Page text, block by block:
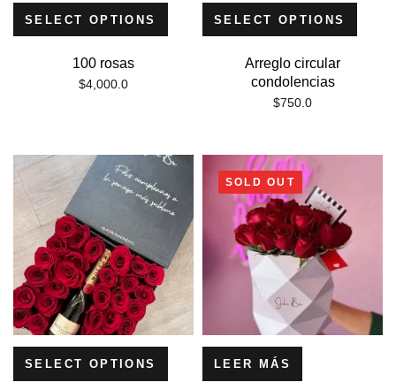
SELECT OPTIONS
100 rosas
$4,000.0
SELECT OPTIONS
Arreglo circular
condolencias
$750.0
SELECT OPTIONS
SOLD OUT
LEER MÁS